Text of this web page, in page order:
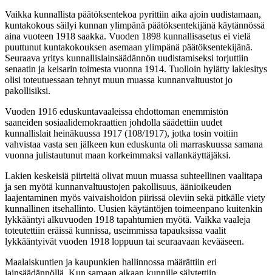
Vaikka kunnallista päätöksentekoa pyrittiin aika ajoin uudistamaan,
kuntakokous säilyi kunnan ylimpänä päätöksentekijänä käytännössä
aina vuoteen 1918 saakka. Vuoden 1898 kunnallisasetus ei vielä
puuttunut kuntakokouksen asemaan ylimpänä päätöksentekijänä.
Seuraava yritys kunnallislainsäädännön uudistamiseksi torjuttiin
senaatin ja keisarin toimesta vuonna 1914. Tuolloin hylätty lakiesitys
olisi toteutuessaan tehnyt muun muassa kunnanvaltuustot jo
pakollisiksi.
Vuoden 1916 eduskuntavaaleissa ehdottoman enemmistön
saaneiden sosiaalidemokraattien johdolla säädettiin uudet
kunnallislait heinäkuussa 1917 (108/1917), jotka tosin voitiin
vahvistaa vasta sen jälkeen kun eduskunta oli marraskuussa samana
vuonna julistautunut maan korkeimmaksi vallankäyttäjäksi.
Lakien keskeisiä piirteitä olivat muun muassa suhteellinen vaalitapa
ja sen myötä kunnanvaltuustojen pakollisuus, äänioikeuden
laajentaminen myös vaivaishoidon piirissä oleviin sekä pitkälle viety
kunnallinen itsehallinto. Uusien käytäntöjen toimeenpano kuitenkin
lykkääntyi alkuvuoden 1918 tapahtumien myötä. Vaikka vaaleja
toteutettiin eräissä kunnissa, useimmissa tapauksissa vaalit
lykkääntyivät vuoden 1918 loppuun tai seuraavaan kevääseen.
Maalaiskuntien ja kaupunkien hallinnossa määrättiin eri